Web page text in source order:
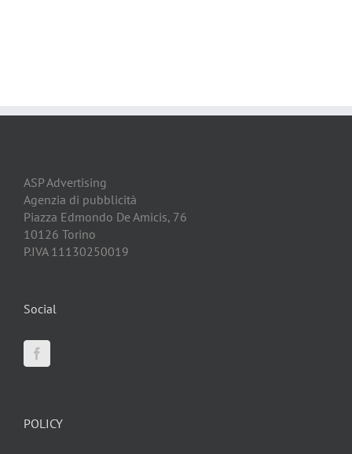
ASP Advertising
Agenzia di pubblicità
Piazza Edmondo De Amicis, 76
10126 Torino
P.IVA 11130250019
Social
POLICY